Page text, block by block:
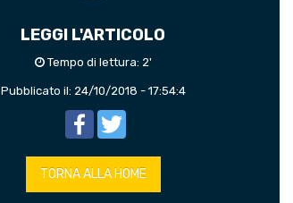
LEGGI L'ARTICOLO
Tempo di lettura: 2'
Pubblicato il: 24/10/2018 - 17:54:4
FacebookTwitter
TORNA ALLA HOME